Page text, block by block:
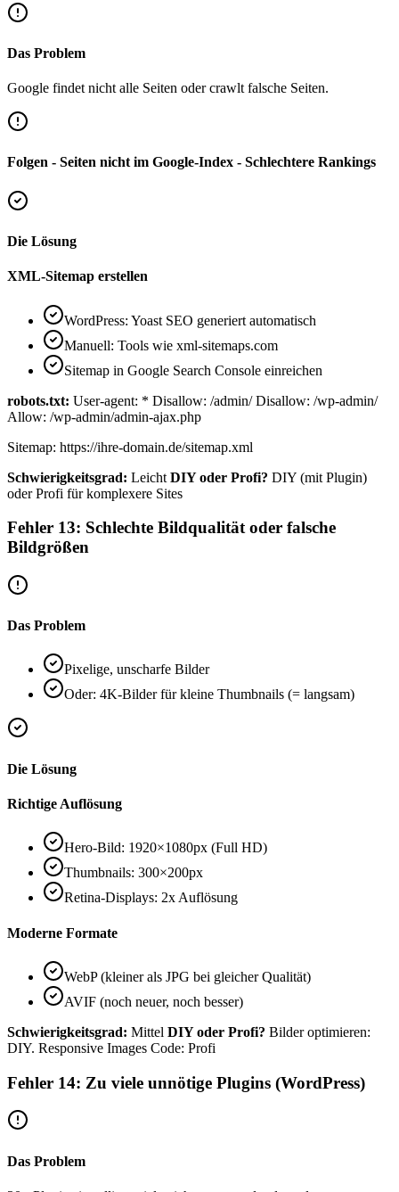
Das Problem
Google findet nicht alle Seiten oder crawlt falsche Seiten.
Folgen - Seiten nicht im Google-Index - Schlechtere Rankings
Die Lösung
XML-Sitemap erstellen
WordPress: Yoast SEO generiert automatisch
Manuell: Tools wie xml-sitemaps.com
Sitemap in Google Search Console einreichen
robots.txt: User-agent: * Disallow: /admin/ Disallow: /wp-admin/
Allow: /wp-admin/admin-ajax.php
Sitemap: https://ihre-domain.de/sitemap.xml
Schwierigkeitsgrad: Leicht DIY oder Profi? DIY (mit Plugin)
oder Profi für komplexere Sites
Fehler 13: Schlechte Bildqualität oder falsche
Bildgrößen
Das Problem
Pixelige, unscharfe Bilder
Oder: 4K-Bilder für kleine Thumbnails (= langsam)
Die Lösung
Richtige Auflösung
Hero-Bild: 1920×1080px (Full HD)
Thumbnails: 300×200px
Retina-Displays: 2x Auflösung
Moderne Formate
WebP (kleiner als JPG bei gleicher Qualität)
AVIF (noch neuer, noch besser)
Schwierigkeitsgrad: Mittel DIY oder Profi? Bilder optimieren:
DIY. Responsive Images Code: Profi
Fehler 14: Zu viele unnötige Plugins (WordPress)
Das Problem